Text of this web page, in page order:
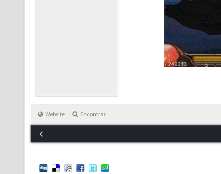
Website Encontrar